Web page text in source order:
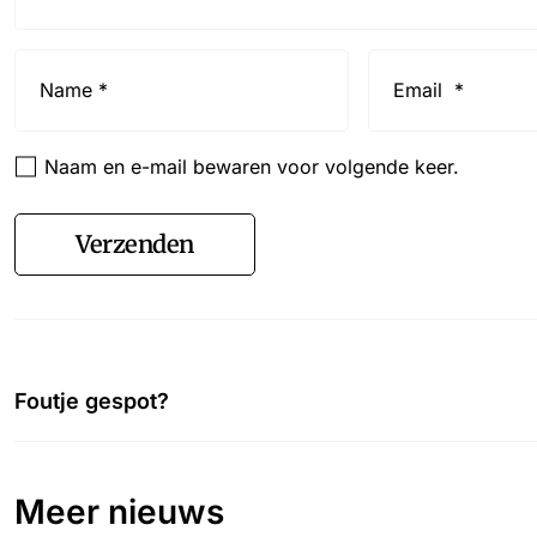
Naam en e-mail bewaren voor volgende keer.
Verzenden
Foutje gespot?
Meer nieuws